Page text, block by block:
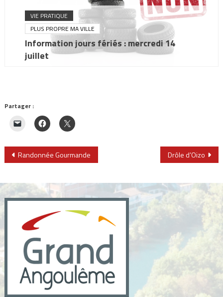
VIE PRATIQUE
PLUS PROPRE MA VILLE
Information jours fériés : mercredi 14
juillet
Partager :
Navigation
l’article
Randonnée Gourmande Drôle d’Oizo